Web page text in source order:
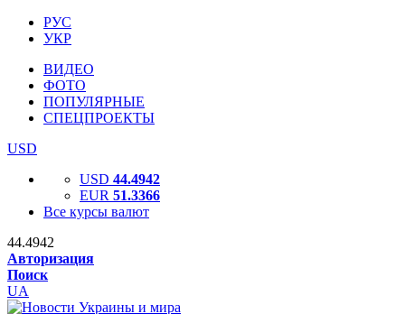
РУС
УКР
ВИДЕО
ФОТО
ПОПУЛЯРНЫЕ
СПЕЦПРОЕКТЫ
USD
USD 44.4942
EUR 51.3366
Все курсы валют
44.4942
Авторизация
Поиск
UA